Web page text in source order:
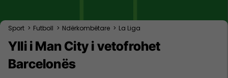
Sport > Futboll > Ndërkombëtare > La Liga
Ylli i Man City i vetofrohet
Barcelonës